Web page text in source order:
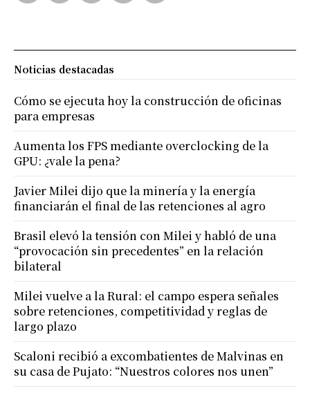
Noticias destacadas
Cómo se ejecuta hoy la construcción de oficinas
para empresas
Aumenta los FPS mediante overclocking de la
GPU: ¿vale la pena?
Javier Milei dijo que la minería y la energía
financiarán el final de las retenciones al agro
Brasil elevó la tensión con Milei y habló de una
“provocación sin precedentes” en la relación
bilateral
Milei vuelve a la Rural: el campo espera señales
sobre retenciones, competitividad y reglas de
largo plazo
Scaloni recibió a excombatientes de Malvinas en
su casa de Pujato: “Nuestros colores nos unen”